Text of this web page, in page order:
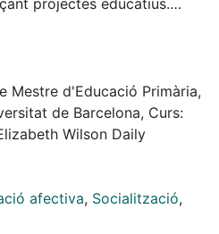
estudi és analitzar les
social i emocional a l’aula de
beneficis que comporta en
Aquest estudi s’ha
escolar determinat i amb
alumnes, mitjançant la
Els
que implementar
Mestre d'Educació Primària,
de Barcelona, Curs:
Wilson Daily
afectiva, Socialització,